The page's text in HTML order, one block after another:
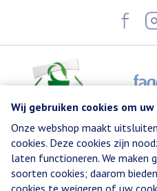
Wij gebruiken cookies om
Onze webshop maakt
cookies. Deze cookies zijn
laten functioneren. We maken
soorten cookies; daarom
cookies te weigeren of uw
Juridische links